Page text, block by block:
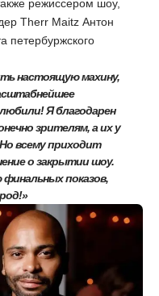
режиссером шоу,
Therr Maitz Антон
петербуржского
настоящую махину,
Я благодарен
зрителям, а их у
Но всему приходит
о закрытии шоу.
показов,